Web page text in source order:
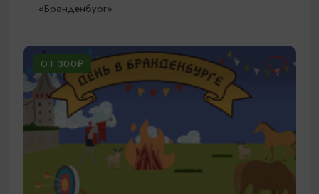
«Бранденбург»
ОТ 300₽